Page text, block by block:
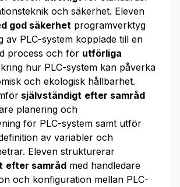
och säkerhet. Eleven
god säkerhet programverktyg
av PLC-system kopplade till en
process och för utförliga
hur PLC-system kan påverka
och ekologisk hållbarhet.
självständigt efter samråd
planering och
för PLC-system samt utför
av variabler och
Eleven strukturerar
efter samråd med handledare
och konfiguration mellan PLC-